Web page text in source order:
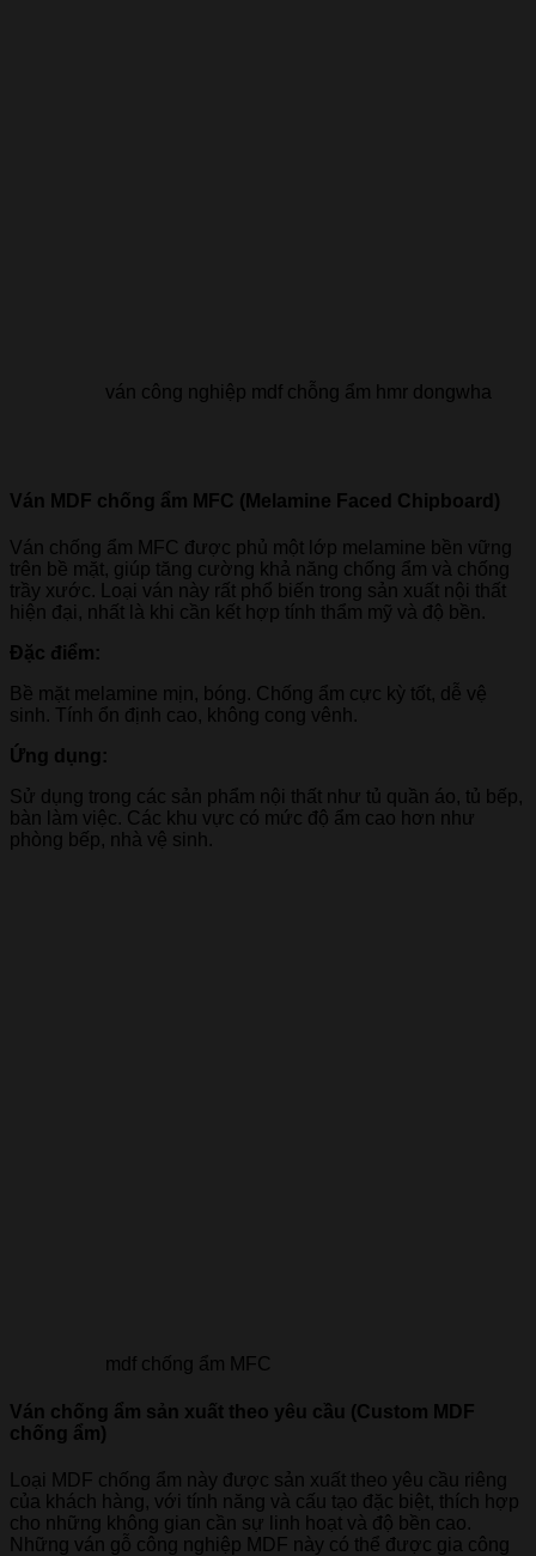
ván công nghiệp mdf chỗng ẩm hmr dongwha
Ván MDF chống ẩm MFC (Melamine Faced Chipboard)
Ván chống ẩm MFC được phủ một lớp melamine bền vững
trên bề mặt, giúp tăng cường khả năng chống ẩm và chống
trầy xước. Loại ván này rất phổ biến trong sản xuất nội thất
hiện đại, nhất là khi cần kết hợp tính thẩm mỹ và độ bền.
Đặc điểm:
Bề mặt melamine mịn, bóng. Chống ẩm cực kỳ tốt, dễ vệ
sinh. Tính ổn định cao, không cong vênh.
Ứng dụng:
Sử dụng trong các sản phẩm nội thất như tủ quần áo, tủ bếp,
bàn làm việc. Các khu vực có mức độ ẩm cao hơn như
phòng bếp, nhà vệ sinh.
mdf chống ẩm MFC
Ván chống ẩm sản xuất theo yêu cầu (Custom MDF
chống ẩm)
Loại MDF chống ẩm này được sản xuất theo yêu cầu riêng
của khách hàng, với tính năng và cấu tạo đặc biệt, thích hợp
cho những không gian cần sự linh hoạt và độ bền cao.
Những ván gỗ công nghiệp MDF này có thể được gia công